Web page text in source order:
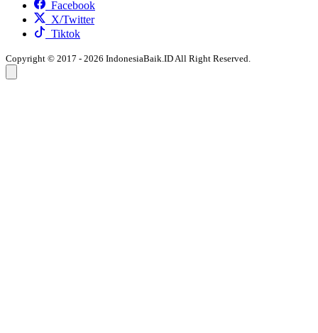
Facebook
X/Twitter
Tiktok
Copyright © 2017 - 2026 IndonesiaBaik.ID All Right Reserved.